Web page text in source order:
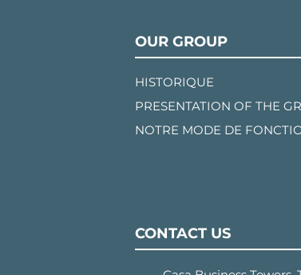
OUR GROUP
HISTORIQUE
PRESENTATION OF THE
NOTRE MODE DE
CONTACT US